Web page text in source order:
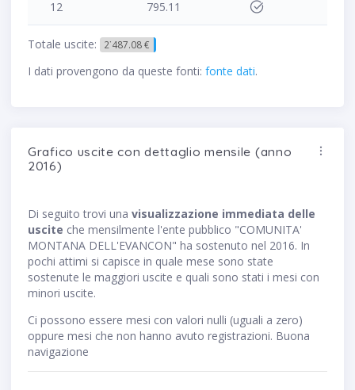
12 795.11
Totale uscite: 2˙487.08 €
I dati provengono da queste fonti: fonte dati.
Grafico uscite con dettaglio mensile (anno
2016)
Di seguito trovi una visualizzazione immediata delle
uscite che mensilmente l'ente pubblico "COMUNITA'
MONTANA DELL'EVANCON" ha sostenuto nel 2016. In
pochi attimi si capisce in quale mese sono state
sostenute le maggiori uscite e quali sono stati i mesi con
minori uscite.
Ci possono essere mesi con valori nulli (uguali a zero)
oppure mesi che non hanno avuto registrazioni. Buona
navigazione